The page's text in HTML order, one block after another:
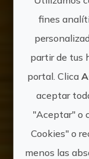
fines
partir de tus
portal. Clica
aceptar
"Aceptar" o
Cookies" o
menos las